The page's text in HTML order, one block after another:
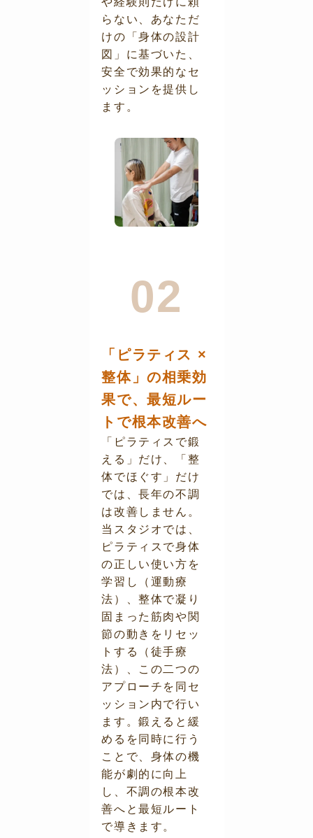
らない、あなただ
けの「身体の設計
図」に基づいた、
安全で効果的なセ
ッションを提供し
ます。
02
「ピラティス ×
整体」の相乗効
果で、最短ルー
トで根本改善へ
「ピラティスで鍛
える」だけ、「整
体でほぐす」だけ
では、長年の不調
は改善しません。
当スタジオでは、
ピラティスで身体
の正しい使い方を
学習し（運動療
法）、整体で凝り
固まった筋肉や関
節の動きをリセッ
トする（徒手療
法）、この二つの
アプローチを同セ
ッション内で行い
ます。鍛えると緩
めるを同時に行う
ことで、身体の機
能が劇的に向上
し、不調の根本改
善へと最短ルート
で導きます。